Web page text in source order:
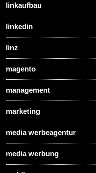
linkaufbau
linkedin
linz
magento
management
marketing
media werbeagentur
media werbung